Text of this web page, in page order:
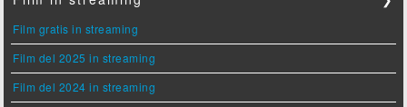
Film gratis in streaming
Film del 2025 in streaming
Film del 2024 in streaming